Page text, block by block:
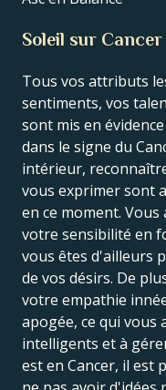
Soleil sur Cancer
Tous vos attributs
sentiments, vos
sont mis en
dans le signe du
intérieur,
vous exprimer sont
en ce moment. Vous
votre sensibilité en
vous êtes d'ailleurs
de vos désirs. De
votre empathie
apogée, ce qui vous
intelligents et à
est en Cancer, il est